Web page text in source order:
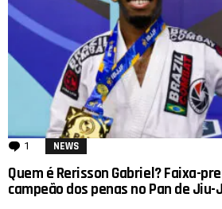
1 comentário
NEWS
Quem é Rerisson Gabriel? Faixa-
campeão dos penas no Pan de